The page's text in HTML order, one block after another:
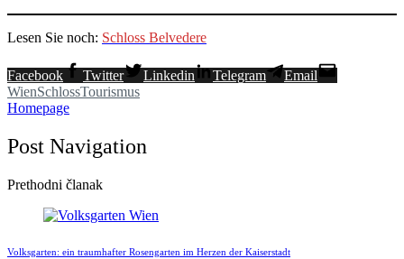
Lesen Sie noch: Schloss Belvedere
Facebook Twitter Linkedin Telegram
Email
WienSchlossTourismus
Homepage
Post Navigation
Prethodni članak
Volksgarten: ein traumhafter Rosengarten im Herzen der Kaiserstadt